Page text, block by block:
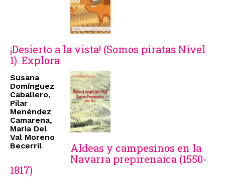
¡Desierto a la vista! (Somos piratas Nivel
1). Explora
Susana
Domínguez
Caballero,
Pilar
Menéndez
Camarena,
Maria Del
Val Moreno
Becerril
Aldeas y campesinos en la
Navarra prepirenaica (1550-
1817)